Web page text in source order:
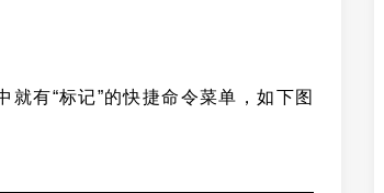
就有“标记”的快捷命令菜单，如下图